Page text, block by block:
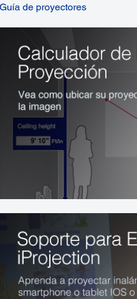
Guía de proyectores